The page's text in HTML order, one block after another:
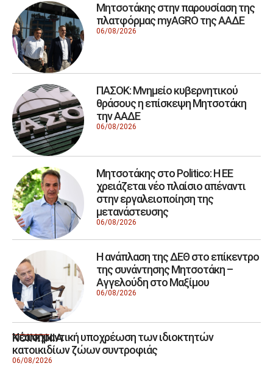
Μητσοτάκης στην παρουσίαση της
πλατφόρμας myAGRO της ΑΑΔΕ
06/08/2026
ΠΑΣΟΚ: Μνημείο κυβερνητικού
θράσους η επίσκεψη Μητσοτάκη
την ΑΑΔΕ
06/08/2026
Μητσοτάκης στο Politico: Η ΕΕ
χρειάζεται νέο πλαίσιο απέναντι
στην εργαλειοποίηση της
μετανάστευσης
06/08/2026
Η ανάπλαση της ΔΕΘ στο επίκεντρο
της συνάντησης Μητσοτάκη –
Αγγελούδη στο Μαξίμου
06/08/2026
ΚΟΙΝΩΝΙΑ
Νέα σημαντική υποχρέωση των ιδιοκτητών
κατοικιδίων ζώων συντροφιάς
06/08/2026